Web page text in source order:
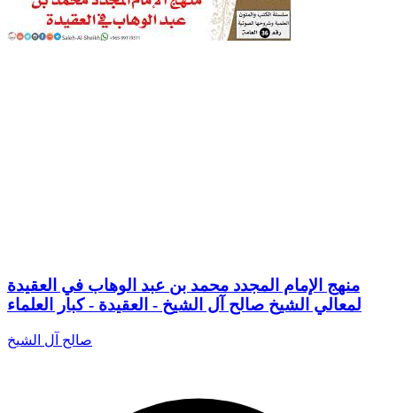
منهج الإمام المجدد محمد بن عبد الوهاب في العقيدة
لمعالي الشيخ صالح آل الشيخ - العقيدة - كبار العلماء
صالح آل الشيخ